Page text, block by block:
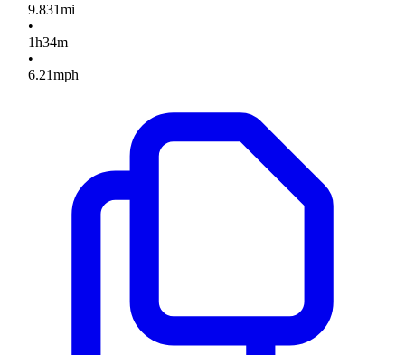
9.831mi
•
1h34m
•
6.21mph